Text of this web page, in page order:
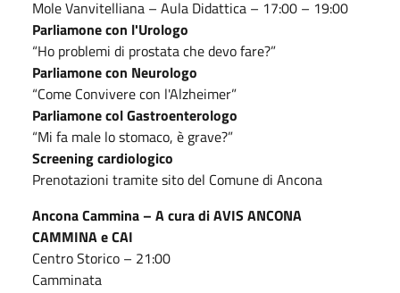
Mole Vanvitelliana – Aula Didattica – 17:00 – 19:00
Parliamone con l'Urologo
“Ho problemi di prostata che devo fare?”
Parliamone con Neurologo
“Come Convivere con l'Alzheimer”
Parliamone col Gastroenterologo
“Mi fa male lo stomaco, è grave?”
Screening cardiologico
Prenotazioni tramite sito del Comune di Ancona
Ancona Cammina – A cura di AVIS ANCONA
CAMMINA e CAI
Centro Storico – 21:00
Camminata